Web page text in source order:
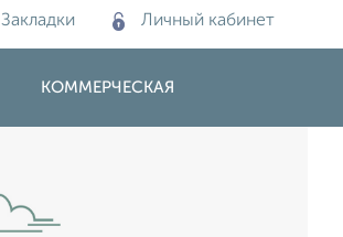
Закладки Личный кабинет
КОММЕРЧЕСКАЯ